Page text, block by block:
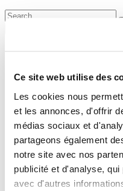
Ce site web utilise des
Les cookies nous
et les annonces, d'offrir
médias sociaux et
partageons également
notre site avec nos
publicité et d'analyse,
avec d'autres
Homepage
Les laboratoires O.S.T.
Notre ambition
Notre équipe
Notre démarche
Le statut
Toutes les
Notre expertise